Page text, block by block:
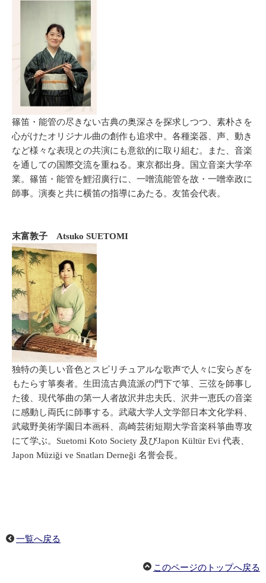
篠笛・能管の尽きない古典の奥深さを探求しつつ、素朴さを
心がけたオリジナル曲の創作も追求中。各種楽器、声、動き
など様々な表現との共演にも意欲的に取り組む。また、音楽
を通しての国際交流を重ねる。東京都出身。国立音楽大学卒
業。篠笛・能管を鯉沼廣行に、一噌流能管を故・一噌幸政に
師事。演奏と共に横笛の指導にあたる。友笛会代表。
末富敦子 Atsuko SUETOMI
独特の美しい音色とスピリチュアルな歌声で人々に安らぎを
もたらす箏奏者。生田流古典流派の門下で箏、三弦を師事し
た後、現代筝曲の第一人者故沢井忠夫氏、沢井一恵氏の音楽
に感動し両氏に師事する。武蔵大学人文学部日本文化学科、
武蔵野美術学園日本画科、高崎芸術短期大学音楽科箏曲専攻
にて学ぶ。Suetomi Koto Society 及びJapon Kültür Evi 代表、
Japon Müziği ve Snatları Derneği 名誉会長。
一覧へ戻る
このページのトップへ戻る